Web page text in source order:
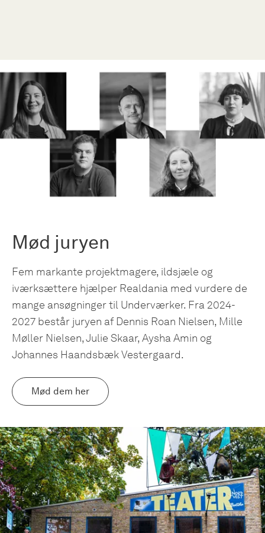
Mød juryen
Fem markante projektmagere, ildsjæle og
iværksættere hjælper Realdania med vurdere de
mange ansøgninger til Underværker. Fra 2024-
2027 består juryen af Dennis Roan Nielsen, Mille
Møller Nielsen, Julie Skaar, Aysha Amin og
Johannes Haandsbæk Vestergaard.
Mød dem her